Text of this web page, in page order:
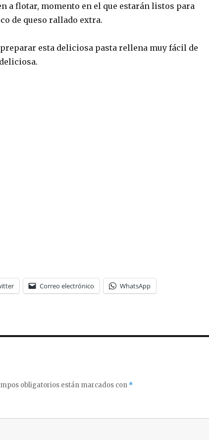
a flotar, momento en el que estarán listos para
de queso rallado extra.
esta deliciosa pasta rellena muy fácil de
Correo electrónico WhatsApp
obligatorios están marcados con *